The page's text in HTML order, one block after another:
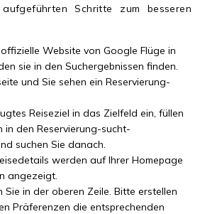
Schritte zum besseren
Website von Google Flüge in
sie in den Suchergebnissen finden.
und Sie sehen ein Reservierung-
Reiseziel in das Zielfeld ein, füllen
in den Reservierung-sucht-
suchen Sie danach.
werden auf Ihrer Homepage
angezeigt.
Sie in der oberen Zeile. Bitte erstellen
Präferenzen die entsprechenden